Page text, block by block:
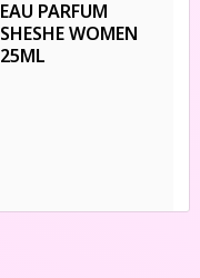
EAU PARFUM
SHESHE WOMEN
25ML